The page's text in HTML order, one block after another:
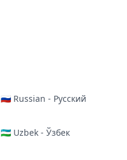
🇷🇺 Russian - Русский
🇺🇿 Uzbek - Ўзбек